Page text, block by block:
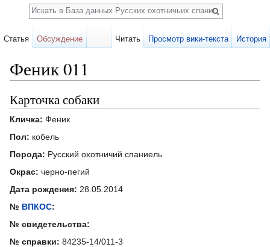
Феник 011
Карточка собаки
Кличка: Феник
Пол: кобель
Порода: Русский охотничий спаниель
Окрас: черно-пегий
Дата рождения: 28.05.2014
№ ВПКОС:
№ свидетельства:
№ справки: 84235-14/011-3
Статья Обсуждение Читать Просмотр вики-текста История
Поиск